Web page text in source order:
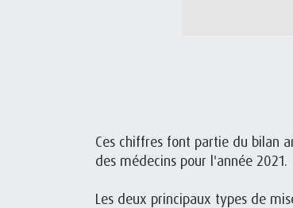
Ces chiffres font partie du bilan
des médecins pour l'année 2021.
Les deux principaux types de